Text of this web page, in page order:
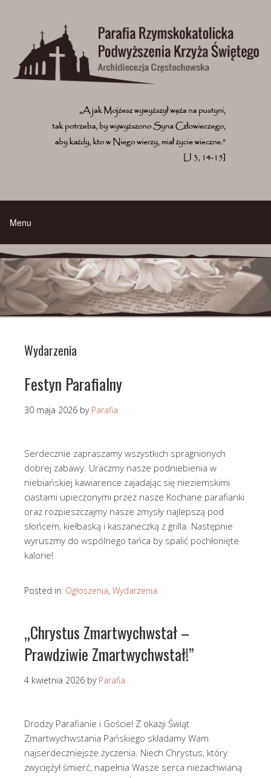
Wydarzenia
Festyn Parafialny
30 maja 2026 by Parafia
Serdecznie zapraszamy wszystkich spragnionych
dobrej zabawy. Uraczmy nasze podniebienia w
niebiańskiej kawiarence zajadając się nieziemskimi
ciastami upieczonymi przez nasze Kochane parafianki
oraz rozpieszczajmy nasze zmysły najlepszą pod
słońcem, kiełbaską i kaszaneczką z grilla. Następnie
wyruszmy do wspólnego tańca by spalić pochłonięte
kalorie!
Posted in: Ogłoszenia, Wydarzenia
„Chrystus Zmartwychwstał –
Prawdziwie Zmartwychwstał!”
4 kwietnia 2026 by Parafia
Drodzy Parafianie i Goście! Z okazji Świąt
Zmartwychwstania Pańskiego składamy Wam
najserdeczniejsze życzenia. Niech Chrystus, który
zwyciężył śmierć, napełnia Wasze serca niezachwianą